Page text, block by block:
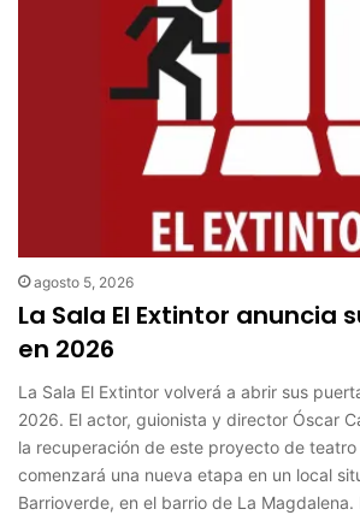
agosto 5, 2026
La Sala El Extintor anuncia
en 2026
La Sala El Extintor volverá a abrir sus
2026. El actor, guionista y director Óscar
la recuperación de este proyecto de
comenzará una nueva etapa en un local
Barrioverde, en el barrio de La Magdalena.